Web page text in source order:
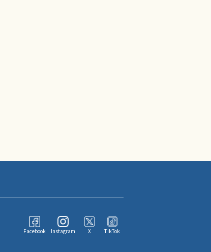
Facebook Instagram X TikTok